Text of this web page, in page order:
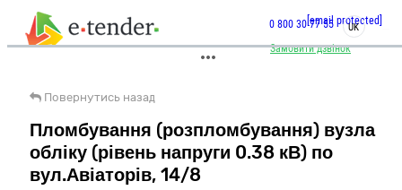
Замовити дзвінок
0 800 30 77 55[email protected]
UK
Повернутись назад
Пломбування (розпломбування) вузла
обліку (рівень напруги 0.38 кВ) по
вул.Авіаторів, 14/8